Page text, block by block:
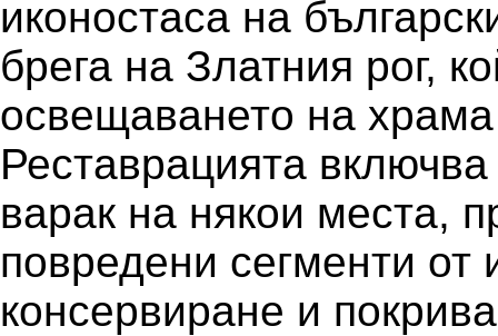
иконостаса на
брега на Златния рог,
освещаването на храма
Реставрацията
варак на някои места,
повредени сегменти от
консервиране и